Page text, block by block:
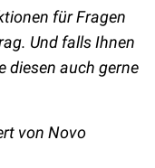
für Fragen
Und falls Ihnen
diesen auch gerne
von Novo